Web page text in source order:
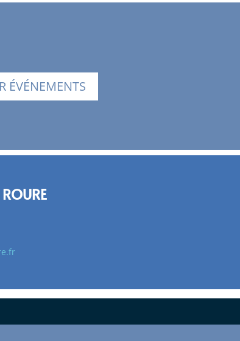
ÉVÉNEMENTS